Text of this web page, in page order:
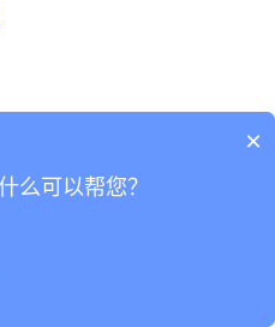
×
么可以帮您？